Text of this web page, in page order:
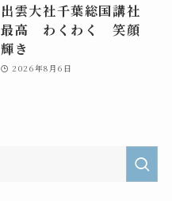
出雲大社千葉総国講社
最高 わくわく 笑顔
輝き
2026年8月6日